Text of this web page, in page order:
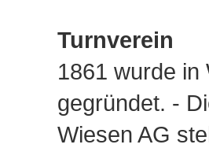
Turnverein
1861 wurde in
gegründet. -
Wiesen AG